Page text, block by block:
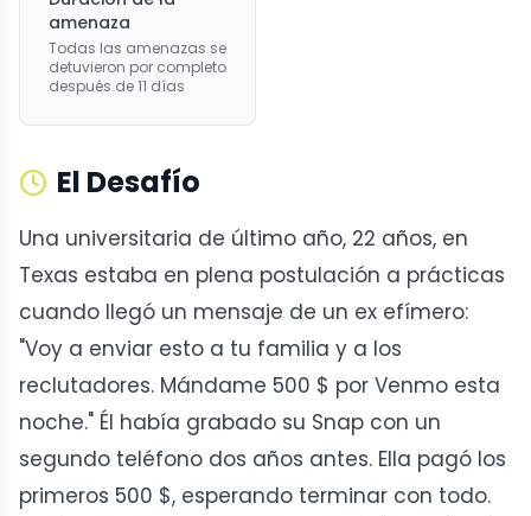
amenaza
Todas las amenazas se
detuvieron por completo
después de 11 días
El Desafío
Una universitaria de último año, 22 años, en
Texas estaba en plena postulación a prácticas
cuando llegó un mensaje de un ex efímero:
"Voy a enviar esto a tu familia y a los
reclutadores. Mándame 500 $ por Venmo esta
noche." Él había grabado su Snap con un
segundo teléfono dos años antes. Ella pagó los
primeros 500 $, esperando terminar con todo.